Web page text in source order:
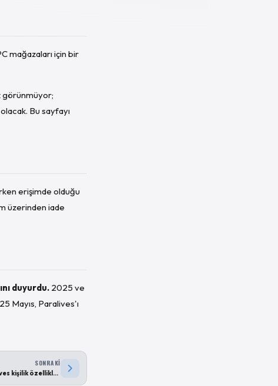
mağazaları için bir
görünmüyor;
Bu sayfayı
erişimde olduğu
üzerinden iade
duyurdu. 2025 ve
Mayıs, Paralives'ı
SONRAKI
Paralives kişilik özellikleri ve trait sistemi